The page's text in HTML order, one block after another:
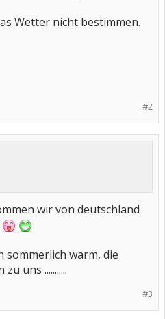
Wetter nicht bestimmen.
#2
wir von deutschland
sommerlich warm, die
uns ...........
#3